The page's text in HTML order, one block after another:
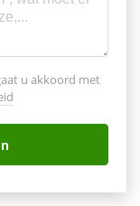
u akkoord met